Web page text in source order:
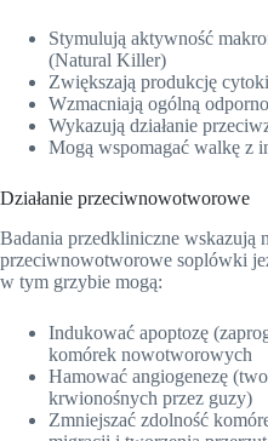
Stymulują aktywność
(Natural Killer)
Zwiększają produkcję
Wzmacniają ogólną
Wykazują działanie
Mogą wspomagać walkę z
Działanie przeciwnowotworowe
Badania przedkliniczne wskazują
przeciwnowotworowe soplówki
w tym grzybie mogą:
Indukować apoptozę
komórek nowotworowych
Hamować angiogenezę
krwionośnych przez guzy)
Zmniejszać zdolność